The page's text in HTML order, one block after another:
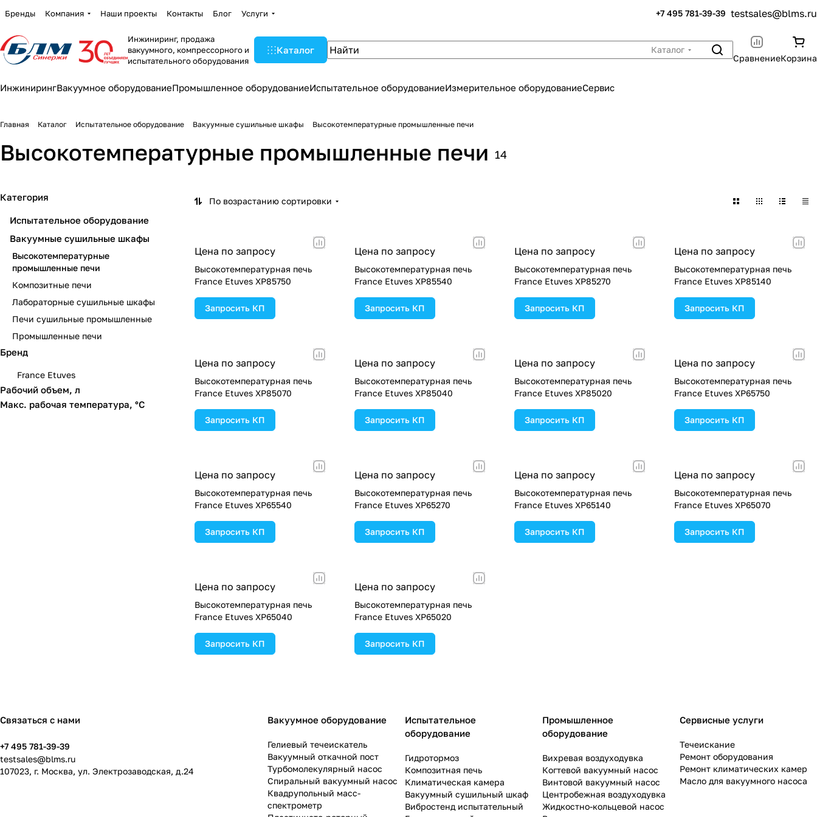
Бренды Компания Наши проекты Контакты Блог Услуги +7 495 781-39-39 testsales@blms.ru
Инжиниринг, продажа
вакуумного, компрессорного и
испытательного оборудования
Каталог
Каталог
СравнениеКорзина
ИнжинирингВакуумное оборудованиеПромышленное оборудованиеИспытательное оборудованиеИзмерительное оборудованиеСервис
Главная Каталог Испытательное оборудование Вакуумные сушильные шкафы Высокотемпературные промышленные печи
Высокотемпературные промышленные печи 14
По возрастанию сортировки
Цена по запросу
Высокотемпературная печь
France Etuves XP85750
Запросить КП
Цена по запросу
Высокотемпературная печь
France Etuves XP85540
Запросить КП
Цена по запросу
Высокотемпературная печь
France Etuves XP85270
Запросить КП
Цена по запросу
Высокотемпературная печь
France Etuves XP85140
Запросить КП
Цена по запросу
Высокотемпературная печь
France Etuves XP85070
Запросить КП
Цена по запросу
Высокотемпературная печь
France Etuves XP85040
Запросить КП
Цена по запросу
Высокотемпературная печь
France Etuves XP85020
Запросить КП
Цена по запросу
Высокотемпературная печь
France Etuves XP65750
Запросить КП
Цена по запросу
Высокотемпературная печь
France Etuves XP65540
Запросить КП
Цена по запросу
Высокотемпературная печь
France Etuves XP65270
Запросить КП
Цена по запросу
Высокотемпературная печь
France Etuves XP65140
Запросить КП
Цена по запросу
Высокотемпературная печь
France Etuves XP65070
Запросить КП
Цена по запросу
Высокотемпературная печь
France Etuves XP65040
Запросить КП
Цена по запросу
Высокотемпературная печь
France Etuves XP65020
Запросить КП
Категория
Испытательное оборудование
Вакуумные сушильные шкафы
Высокотемпературные
промышленные печи
Композитные печи
Лабораторные сушильные шкафы
Печи сушильные промышленные
Промышленные печи
Бренд
France Etuves
Рабочий объем, л
Макс. рабочая температура, °C
Связаться с нами
+7 495 781-39-39
testsales@blms.ru
107023, г. Москва, ул. Электрозаводская, д.24
Вакуумное оборудование
Гелиевый течеискатель
Вакуумный откачной пост
Турбомолекулярный насос
Спиральный вакуумный насос
Квадрупольный масс-
спектрометр
Испытательное
оборудование
Гидротормоз
Композитная печь
Климатическая камера
Вакуумный сушильный шкаф
Вибростенд испытательный
Промышленное
оборудование
Вихревая воздуходувка
Когтевой вакуумный насос
Винтовой вакуумный насос
Центробежная воздуходувка
Жидкостно-кольцевой насос
Сервисные услуги
Течеискание
Ремонт оборудования
Ремонт климатических камер
Масло для вакуумного насоса